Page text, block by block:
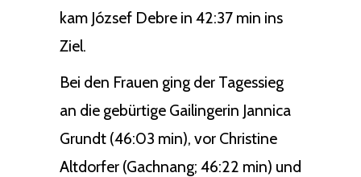
kam József Debre in 42:37 min ins
Ziel.
Bei den Frauen ging der Tagessieg
an die gebürtige Gailingerin Jannica
Grundt (46:03 min), vor Christine
Altdorfer (Gachnang; 46:22 min) und